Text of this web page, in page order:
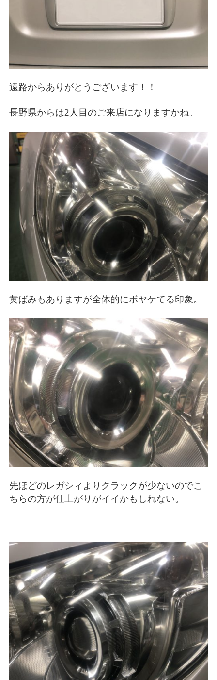
遠路からありがとうございます！！
長野県からは2人目のご来店になりますかね。
黄ばみもありますが全体的にボヤケてる印象。
先ほどのレガシィよりクラックが少ないのでこ
ちらの方が仕上がりがイイかもしれない。